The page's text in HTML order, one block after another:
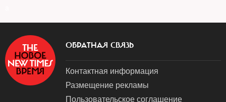
ОБРАТНАЯ СВЯЗЬ
Контактная информация
Размещение рекламы
Пользовательское соглашение